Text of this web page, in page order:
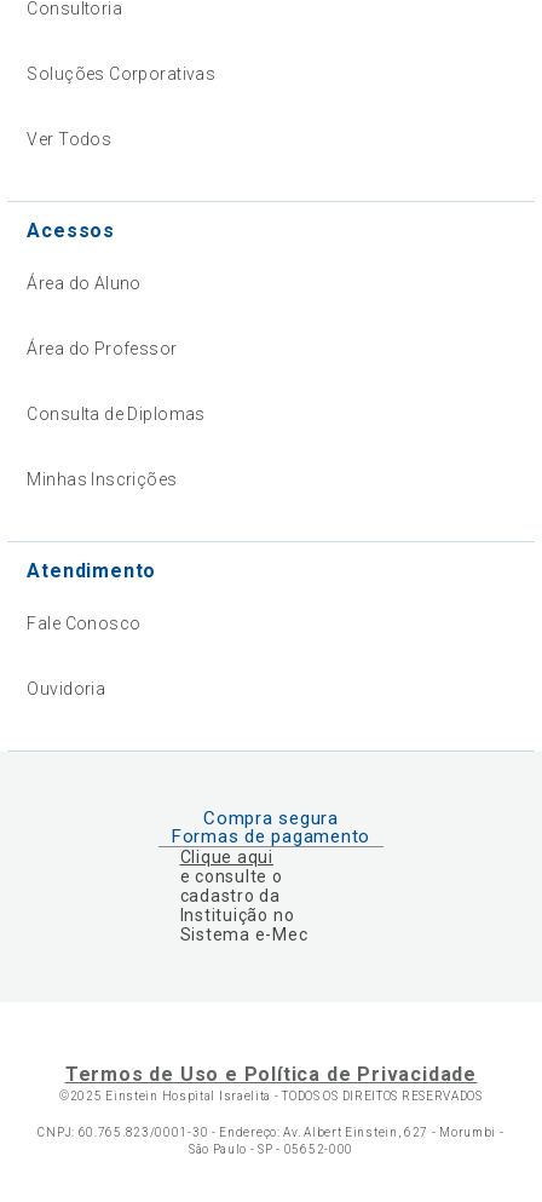
Consultoria
Soluções Corporativas
Ver Todos
Acessos
Área do Aluno
Área do Professor
Consulta de Diplomas
Minhas Inscrições
Atendimento
Fale Conosco
Ouvidoria
Compra segura
Formas de pagamento
Clique aqui
e consulte o
cadastro da
Instituição no
Sistema e-Mec
Termos de Uso e Política de Privacidade
©2025 Einstein Hospital Israelita -TODOS OS DIREITOS RESERVADOS
CNPJ: 60.765.823/0001-30 - Endereço: Av. Albert Einstein, 627 - Morumbi -
São Paulo - SP - 05652-000